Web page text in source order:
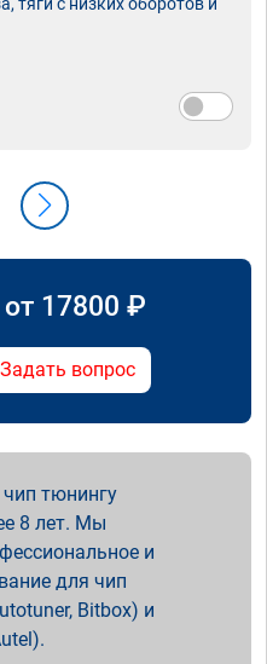
17800 ₽
Задать вопрос
тюнингу
8 лет. Мы
и
для чип
Bitbox) и